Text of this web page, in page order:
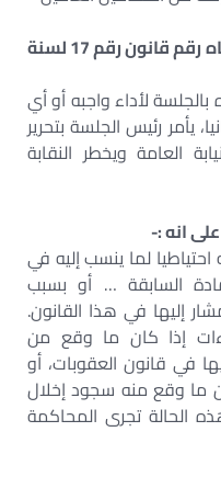
تنص المادة 49 من قانون المحاماه رقم قانون رقم 17 لسنة
لأداء واجبه أو أي
يأمر رئيس الجلسة بتحرير
العامة ويخطر النقابة
لما ينسب إليه في
السابقة … أو بسبب
إليها في هذا القانون.
إذا كان ما وقع من
في قانون العقوبات، أو
ما وقع منه سجود إخلال
الحالة تجرى المحاكمة